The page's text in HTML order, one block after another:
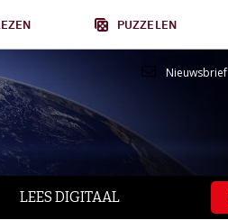
PUZZELEN
Nieuwsbrief
LEES DIGITAAL